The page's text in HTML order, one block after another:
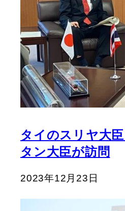
タイのスリヤ大
タン大臣が訪問
2023年12月23日